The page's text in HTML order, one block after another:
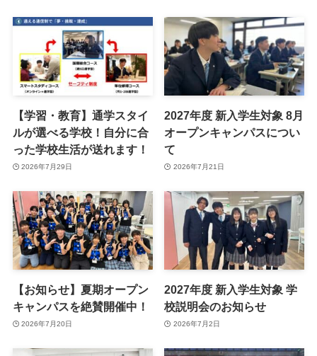
【学習・教育】通学スタイ
ルが選べる学校！自分に合
った学校生活が送れます！
2026年7月29日
2027年度 新入学生対象 8月
オープンキャンパスについ
て
2026年7月21日
【お知らせ】夏期オープン
キャンパスを絶賛開催中！
2026年7月20日
2027年度 新入学生対象 学
校説明会のお知らせ
2026年7月2日